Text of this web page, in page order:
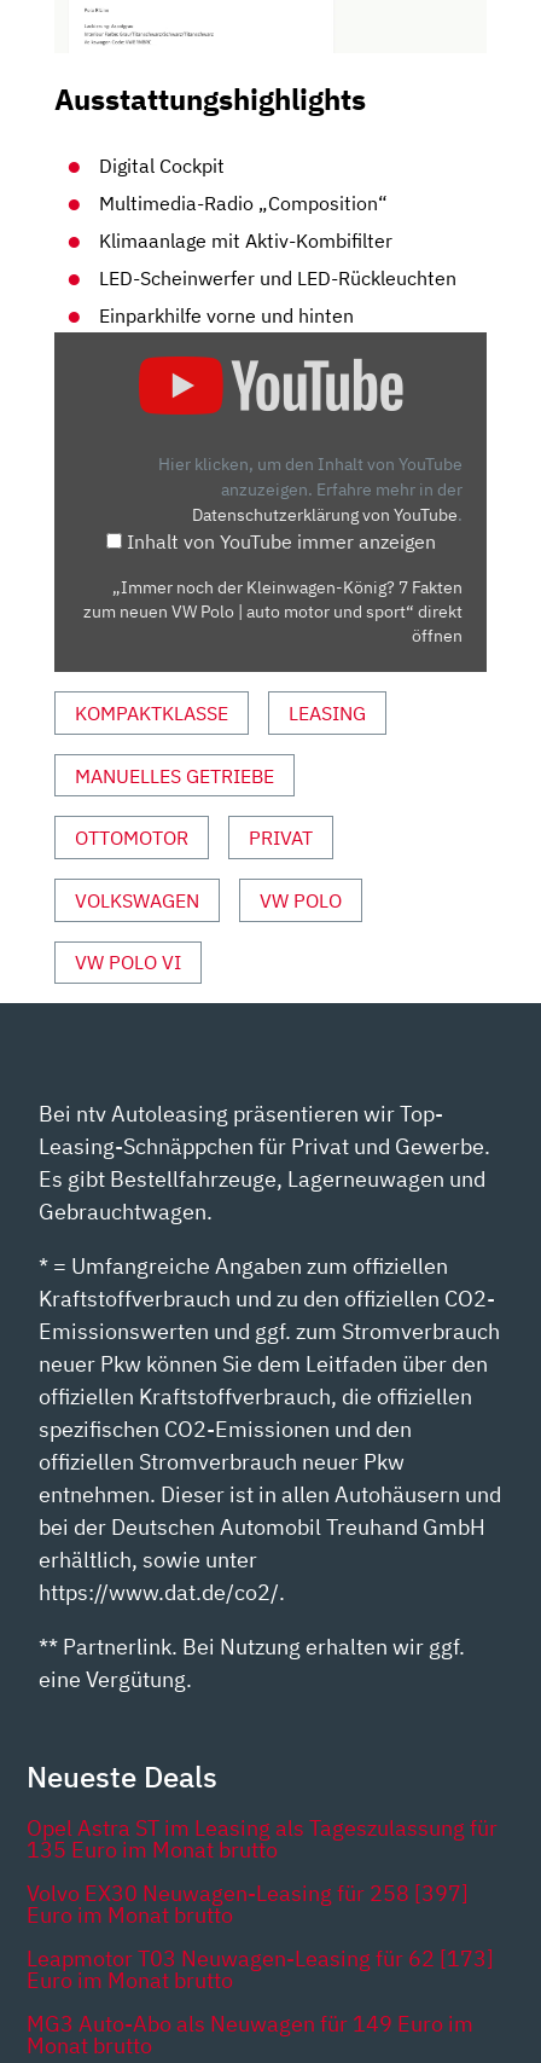
Ausstattungshighlights
Digital Cockpit
Multimedia-Radio „Composition“
Klimaanlage mit Aktiv-Kombifilter
LED-Scheinwerfer und LED-Rückleuchten
Einparkhilfe vorne und hinten
AUTO
MOTOR
UND
SPORT“
YOUTUBE
ANZEIGEN
Hier klicken, um den Inhalt von YouTube
anzuzeigen. Erfahre mehr in der
Datenschutzerklärung von YouTube.
Inhalt von YouTube immer anzeigen
„Immer noch der Kleinwagen-König? 7 Fakten
zum neuen VW Polo | auto motor und sport“ direkt
öffnen
KOMPAKTKLASSE LEASING
MANUELLES GETRIEBE
OTTOMOTOR PRIVAT
VOLKSWAGEN VW POLO
VW POLO VI
Bei ntv Autoleasing präsentieren wir Top-
Leasing-Schnäppchen für Privat und Gewerbe.
Es gibt Bestellfahrzeuge, Lagerneuwagen und
Gebrauchtwagen.
* = Umfangreiche Angaben zum offiziellen
Kraftstoffverbrauch und zu den offiziellen CO2-
Emissionswerten und ggf. zum Stromverbrauch
neuer Pkw können Sie dem Leitfaden über den
offiziellen Kraftstoffverbrauch, die offiziellen
spezifischen CO2-Emissionen und den
offiziellen Stromverbrauch neuer Pkw
entnehmen. Dieser ist in allen Autohäusern und
bei der Deutschen Automobil Treuhand GmbH
erhältlich, sowie unter
https://www.dat.de/co2/.
** Partnerlink. Bei Nutzung erhalten wir ggf.
eine Vergütung.
Neueste Deals
Opel Astra ST im Leasing als Tageszulassung für
135 Euro im Monat brutto
Volvo EX30 Neuwagen-Leasing für 258 [397]
Euro im Monat brutto
Leapmotor T03 Neuwagen-Leasing für 62 [173]
Euro im Monat brutto
MG3 Auto-Abo als Neuwagen für 149 Euro im
Monat brutto